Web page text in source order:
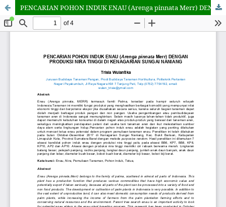
PENCARIAN POHON INDUK ENAU (Arenga pinnata Merr) DENGAN PRODUKSI NIRA TINGGI DI KENAGARIAN SUNGAI NANIANG